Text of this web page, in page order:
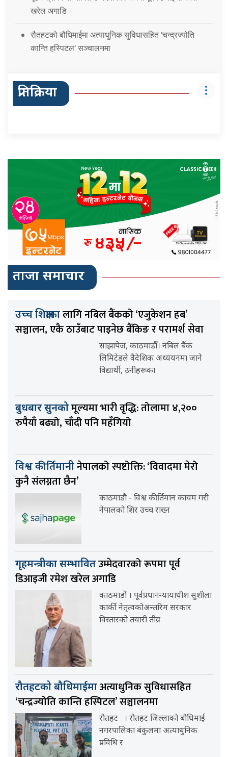
खरेल अगाडि
रौतहटको बौधिमाईमा अत्याधुनिक सुविधासहित ‘चन्द्रज्योति
कान्ति हस्पिटल’ सञ्चालनमा
प्रतिक्रिया
ताजा समाचार
उच्च शिक्षाकालागि नबिल बैंकको ‘एजुकेशन हब’
सञ्चालन, एकै ठाउँबाट पाइनेछ बैंकिङ र परामर्श सेवा
साझापेज, काठमाडौँ। नबिल बैंक
लिमिटेडले वैदेशिक अध्ययनमा जाने
विद्यार्थी, उनीहरूका
बुधबार सुनकोमूल्यमा भारी वृद्धि: तोलामा ४,२००
रुपैयाँ बढ्यो, चाँदी पनि महँगियो
विश्व कीर्तिमानीनेपालको स्पष्टोक्ति: ‘विवादमा मेरो
कुनै संलग्नता छैन’
काठमाडौ - विश्व कीर्तिमान कायम गरी
नेपालको शिर उच्च राख्न
गृहमन्त्रीका सम्भावितउम्मेदवारको रूपमा पूर्व
डिआइजी रमेश खरेल अगाडि
काठमाडौं । पूर्वप्रधानन्यायाधीश सुशीला
कार्की नेतृत्वकोअन्तरिम सरकार
विस्तारको तयारी तीव्र
रौतहटको बौधिमाईमाअत्याधुनिक सुविधासहित
‘चन्द्रज्योति कान्ति हस्पिटल’ सञ्चालनमा
रौतहट । रौतहट जिल्लाको बौधिमाई
नगरपालिका बंकुलमा अत्याधुनिक
प्रविधि र